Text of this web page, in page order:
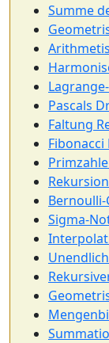
Summe
Pascals
Faltung
Fibonacci
Sigma-